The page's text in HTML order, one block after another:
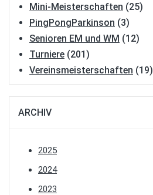
Mini-Meisterschaften (25)
PingPongParkinson (3)
Senioren EM und WM (12)
Turniere (201)
Vereinsmeisterschaften (19)
ARCHIV
2025
2024
2023